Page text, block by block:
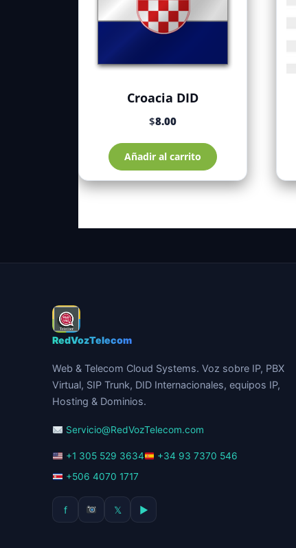
Croacia DID
$8.00
Añadir al carrito
RedVozTelecom
Web & Telecom Cloud Systems. Voz sobre IP, PBX
Virtual, SIP Trunk, DID Internacionales, equipos IP,
Hosting & Dominios.
Servicio@RedVozTelecom.com
+1 305 529 3634
+34 93 7370 546
+506 4070 1717
f 𝕏 ▶